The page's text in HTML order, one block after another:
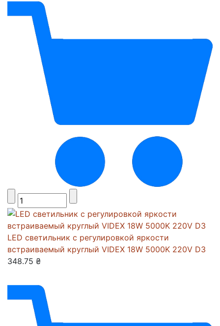
LED светильник с регулировкой яркости
встраиваемый круглый VIDEX 18W 5000K 220V D3
348.75 ₴